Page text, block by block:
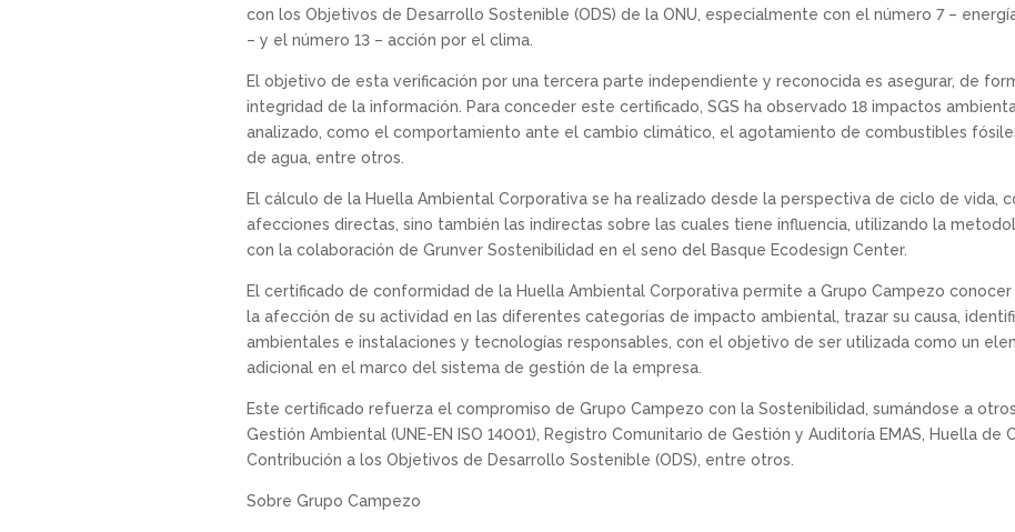
con los Objetivos de Desarrollo Sostenible (ODS) de la ONU, especialmente con el número 7 –
– y el número 13 – acción por el clima.
El objetivo de esta verificación por una tercera parte independiente y reconocida es asegurar, de
integridad de la información. Para conceder este certificado, SGS ha observado 18 impactos
analizado, como el comportamiento ante el cambio climático, el agotamiento de combustibles
de agua, entre otros.
El cálculo de la Huella Ambiental Corporativa se ha realizado desde la perspectiva de ciclo de vida,
afecciones directas, sino también las indirectas sobre las cuales tiene influencia, utilizando la
con la colaboración de Grunver Sostenibilidad en el seno del Basque Ecodesign Center.
El certificado de conformidad de la Huella Ambiental Corporativa permite a Grupo Campezo
la afección de su actividad en las diferentes categorías de impacto ambiental, trazar su causa,
ambientales e instalaciones y tecnologías responsables, con el objetivo de ser utilizada como un
adicional en el marco del sistema de gestión de la empresa.
Este certificado refuerza el compromiso de Grupo Campezo con la Sostenibilidad, sumándose a
Gestión Ambiental (UNE-EN ISO 14001), Registro Comunitario de Gestión y Auditoría EMAS, Huella de
Contribución a los Objetivos de Desarrollo Sostenible (ODS), entre otros.
Sobre Grupo Campezo